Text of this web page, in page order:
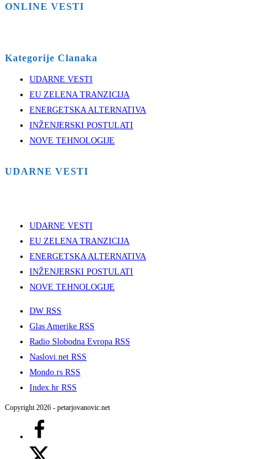
ONLINE VESTI
Kategorije Clanaka
UDARNE VESTI
EU ZELENA TRANZICIJA
ENERGETSKA ALTERNATIVA
INŽENJERSKI POSTULATI
NOVE TEHNOLOGIJE
UDARNE VESTI
UDARNE VESTI
EU ZELENA TRANZICIJA
ENERGETSKA ALTERNATIVA
INŽENJERSKI POSTULATI
NOVE TEHNOLOGIJE
DW RSS
Glas Amerike RSS
Radio Slobodna Evropa RSS
Naslovi.net RSS
Mondo.rs RSS
Index.hr RSS
Copyright 2026 - petarjovanovic.net